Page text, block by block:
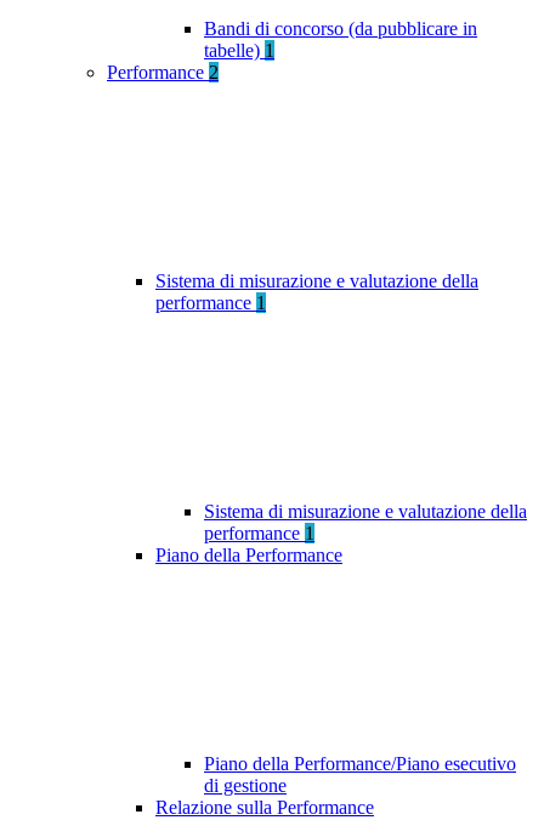
Bandi di concorso (da pubblicare in
tabelle) 1
Performance 2
Sistema di misurazione e valutazione della
performance 1
Sistema di misurazione e valutazione della
performance 1
Piano della Performance
Piano della Performance/Piano esecutivo
di gestione
Relazione sulla Performance